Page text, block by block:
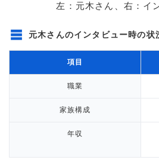
左：元木さん、右：イ
元木さんのインタビュー時の状
項目
職業
家族構成
年収